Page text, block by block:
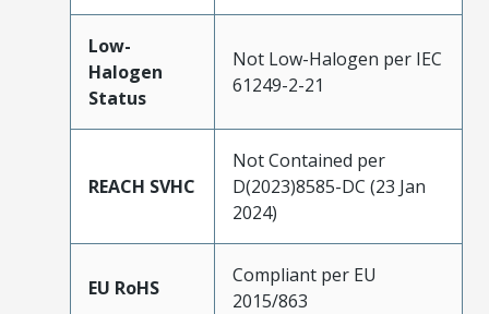
Low-
Halogen
Status
Not Low-Halogen per IEC
61249-2-21
REACH SVHC
Not Contained per
D(2023)8585-DC (23 Jan
2024)
EU RoHS
Compliant per EU
2015/863